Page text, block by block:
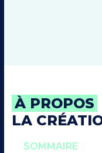
À PROPOS
LA
SOMMAIRE